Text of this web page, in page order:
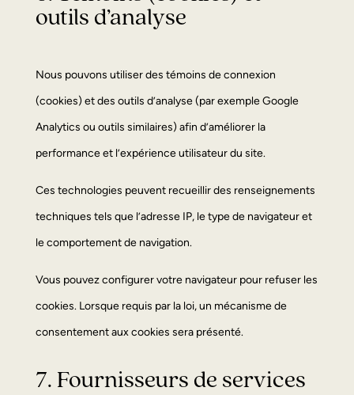
outils d’analyse
Nous pouvons utiliser des témoins de connexion
(cookies) et des outils d’analyse (par exemple Google
Analytics ou outils similaires) afin d’améliorer la
performance et l’expérience utilisateur du site.
Ces technologies peuvent recueillir des renseignements
techniques tels que l’adresse IP, le type de navigateur et
le comportement de navigation.
Vous pouvez configurer votre navigateur pour refuser les
cookies. Lorsque requis par la loi, un mécanisme de
consentement aux cookies sera présenté.
7. Fournisseurs de services